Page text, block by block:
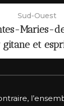
Sud-Ouest
Maries-
et